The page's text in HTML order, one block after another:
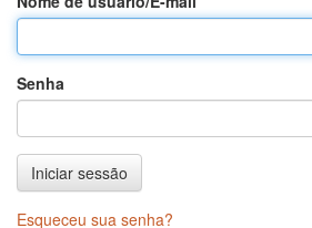
Senha
Iniciar sessão
Esqueceu sua senha?